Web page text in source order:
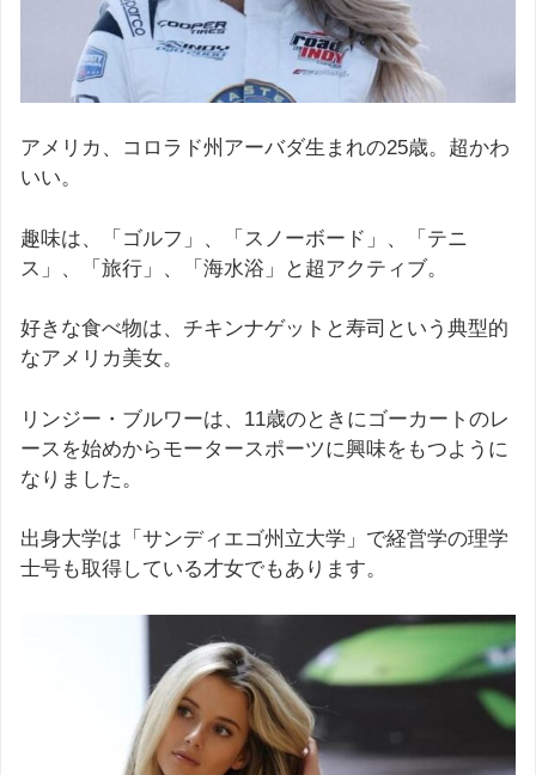
アメリカ、コロラド州アーバダ生まれの25歳。超かわ
いい。
趣味は、「ゴルフ」、「スノーボード」、「テニ
ス」、「旅行」、「海水浴」と超アクティブ。
好きな食べ物は、チキンナゲットと寿司という典型的
なアメリカ美女。
リンジー・ブルワーは、11歳のときにゴーカートのレ
ースを始めからモータースポーツに興味をもつように
なりました。
出身大学は「サンディエゴ州立大学」で経営学の理学
士号も取得している才女でもあります。